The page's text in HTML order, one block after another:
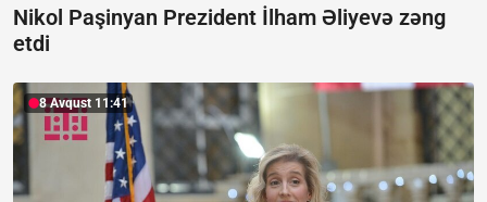
Nikol Paşinyan Prezident İlham Əliyevə zəng
etdi
8 Avqust 11:41